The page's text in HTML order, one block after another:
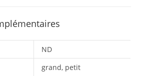
ND
grand, petit